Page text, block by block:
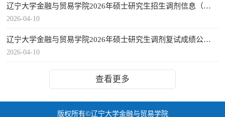
辽宁大学金融与贸易学院2026年硕士研究生招生调剂信息（第二轮）
2026-04-10
辽宁大学金融与贸易学院2026年硕士研究生调剂复试成绩公布（第一轮）
2026-04-10
查看更多
版权所有©辽宁大学金融与贸易学院